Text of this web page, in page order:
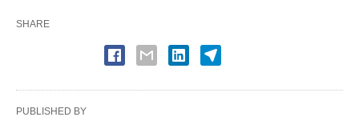
SHARE
PUBLISHED BY